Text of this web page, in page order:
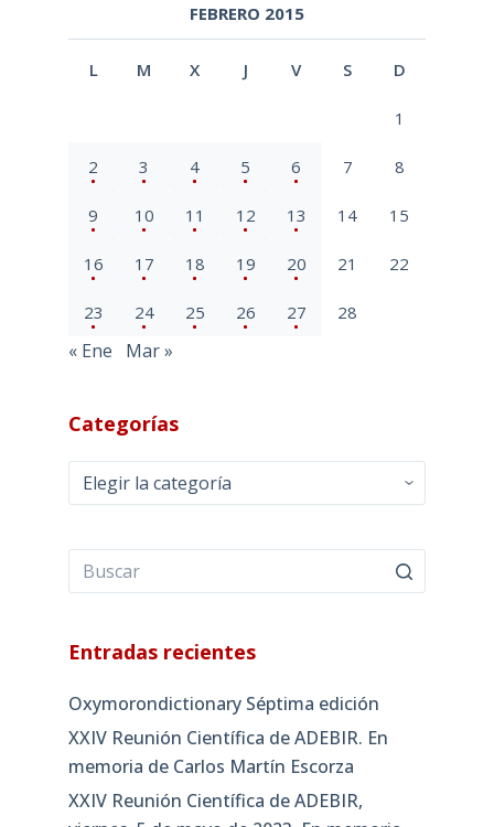
FEBRERO 2015
L M X J V S D
1
2 3 4 5 6 7 8
9 10 11 12 13 14 15
16 17 18 19 20 21 22
23 24 25 26 27 28
« Ene Mar »
Categorías
Categorías
Entradas recientes
Oxymorondictionary Séptima edición
XXIV Reunión Científica de ADEBIR. En
memoria de Carlos Martín Escorza
XXIV Reunión Científica de ADEBIR,